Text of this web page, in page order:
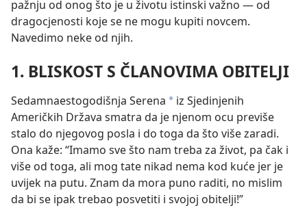
pažnju od onog što je u životu istinski važno — od
dragocjenosti koje se ne mogu kupiti novcem.
Navedimo neke od njih.
1. BLISKOST S ČLANOVIMA OBITELJI
Sedamnaestogodišnja Serena * iz Sjedinjenih
Američkih Država smatra da je njenom ocu previše
stalo do njegovog posla i do toga da što više zaradi.
Ona kaže: “Imamo sve što nam treba za život, pa čak i
više od toga, ali mog tate nikad nema kod kuće jer je
uvijek na putu. Znam da mora puno raditi, no mislim
da bi se ipak trebao posvetiti i svojoj obitelji!”